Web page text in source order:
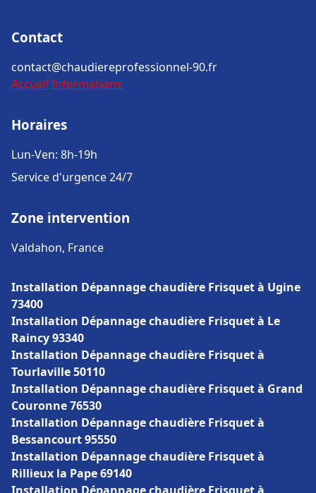
Contact
contact@chaudiereprofessionnel-90.fr
Accueil Informations
Horaires
Lun-Ven: 8h-19h
Service d'urgence 24/7
Zone intervention
Valdahon, France
Installation Dépannage chaudière Frisquet à Ugine
73400
Installation Dépannage chaudière Frisquet à Le
Raincy 93340
Installation Dépannage chaudière Frisquet à
Tourlaville 50110
Installation Dépannage chaudière Frisquet à Grand
Couronne 76530
Installation Dépannage chaudière Frisquet à
Bessancourt 95550
Installation Dépannage chaudière Frisquet à
Rillieux la Pape 69140